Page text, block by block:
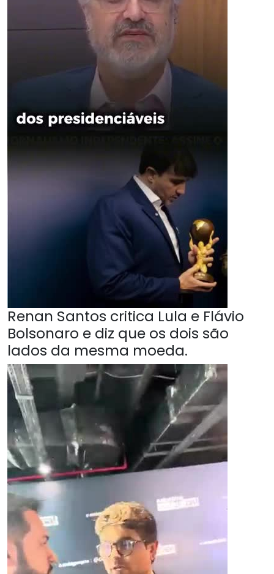
Renan Santos critica Lula e Flávio
Bolsonaro e diz que os dois são
lados da mesma moeda.